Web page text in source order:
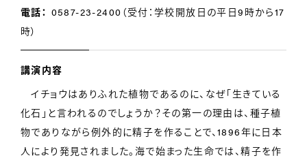
電話： 0587-23-2400（受付：学校開放日の平日9時から17
時）
講演内容
イチョウはありふれた植物であるのに、なぜ「生きている
化石」と言われるのでしょうか？その第一の理由は、種子植
物でありながら例外的に精子を作ることで、1896年に日本
人により発見されました。海で始まった生命では、精子を作